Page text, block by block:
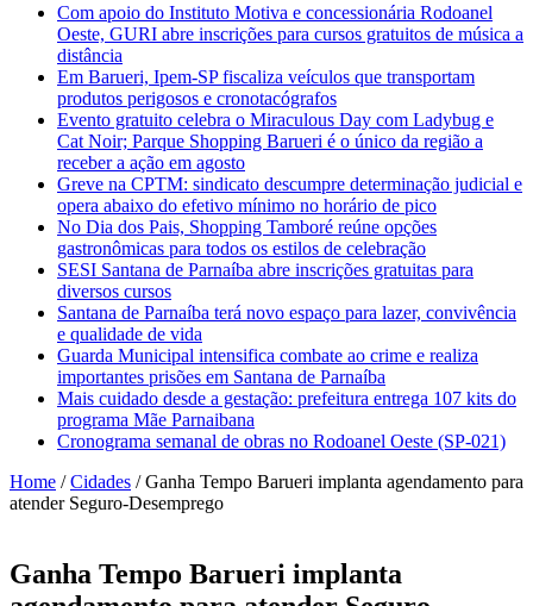
Com apoio do Instituto Motiva e concessionária Rodoanel
Oeste, GURI abre inscrições para cursos gratuitos de música a
distância
Em Barueri, Ipem-SP fiscaliza veículos que transportam
produtos perigosos e cronotacógrafos
Evento gratuito celebra o Miraculous Day com Ladybug e
Cat Noir; Parque Shopping Barueri é o único da região a
receber a ação em agosto
Greve na CPTM: sindicato descumpre determinação judicial e
opera abaixo do efetivo mínimo no horário de pico
No Dia dos Pais, Shopping Tamboré reúne opções
gastronômicas para todos os estilos de celebração
SESI Santana de Parnaíba abre inscrições gratuitas para
diversos cursos
Santana de Parnaíba terá novo espaço para lazer, convivência
e qualidade de vida
Guarda Municipal intensifica combate ao crime e realiza
importantes prisões em Santana de Parnaíba
Mais cuidado desde a gestação: prefeitura entrega 107 kits do
programa Mãe Parnaibana
Cronograma semanal de obras no Rodoanel Oeste (SP-021)
Home / Cidades / Ganha Tempo Barueri implanta agendamento para
atender Seguro-Desemprego
Ganha Tempo Barueri implanta